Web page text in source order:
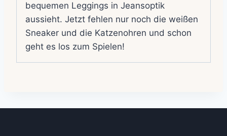
bequemen Leggings in Jeansoptik
aussieht. Jetzt fehlen nur noch die weißen
Sneaker und die Katzenohren und schon
geht es los zum Spielen!